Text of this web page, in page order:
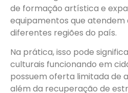
de formação artística e
equipamentos que atendem
diferentes regiões do país.
Na prática, isso pode
culturais funcionando em
possuem oferta limitada de
além da recuperação de